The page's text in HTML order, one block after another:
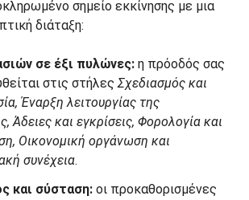
σημείο εκκίνησης με μια
διάταξη:
σε έξι πυλώνες: η πρόοδός σας
στις στήλεςΣχεδιασμός και
Έναρξη λειτουργίας της
Άδειες και εγκρίσεις, Φορολογία και
Οικονομική οργάνωση και
συνέχεια.
και σύσταση: οι προκαθορισμένες